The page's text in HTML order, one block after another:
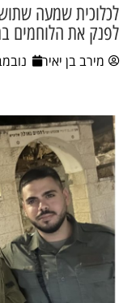
לכלוכית שמעה
לפנק את הלוחמים
מירב בן יאיר נובמבר